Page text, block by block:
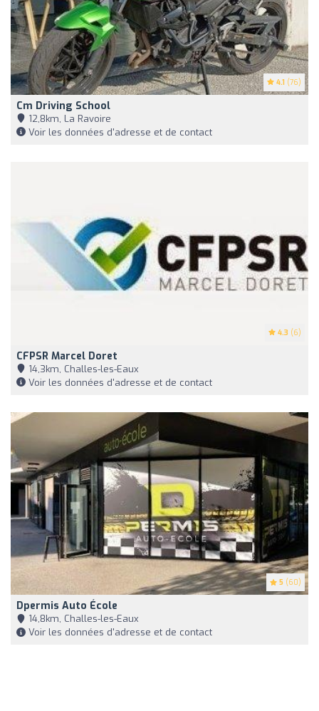
4.1 (76)
Cm Driving School
12,8km, La Ravoire
Voir les données d'adresse et de contact
4.3 (6)
CFPSR Marcel Doret
14,3km, Challes-les-Eaux
Voir les données d'adresse et de contact
5 (60)
Dpermis Auto École
14,8km, Challes-les-Eaux
Voir les données d'adresse et de contact